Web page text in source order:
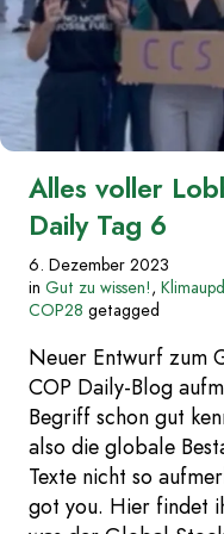
Alles voller
Daily Tag 6
6. Dezember 2023
in Gut zu wissen!,
COP28 getagged
Neuer Entwurf zum
COP Daily-Blog
Begriff schon gut
also die globale
Texte nicht so
got you. Hier findet